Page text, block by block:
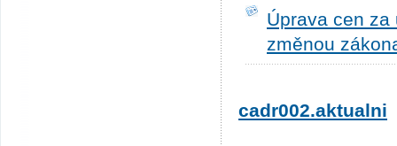
Úprava cen
změnou
cadr002.aktualni